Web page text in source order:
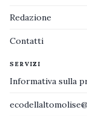
Redazione
Contatti
SERVIZI
Informativa sulla